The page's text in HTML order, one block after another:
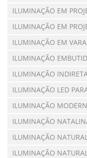
ILUMINAÇÃO EM
ILUMINAÇÃO EM
ILUMINAÇÃO EM
ILUMINAÇÃO
ILUMINAÇÃO
ILUMINAÇÃO LED
ILUMINAÇÃO
ILUMINAÇÃO
ILUMINAÇÃO
ILUMINAÇÃO